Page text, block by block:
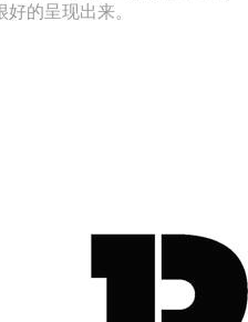
的呈现出来。